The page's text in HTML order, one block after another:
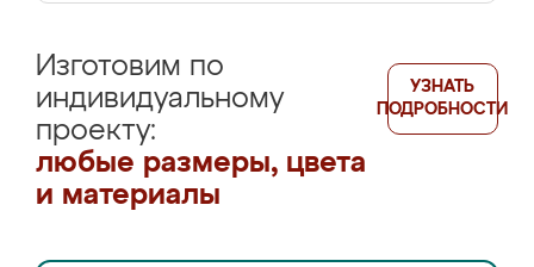
Изготовим по
индивидуальному
проекту:
любые размеры, цвета
и материалы
УЗНАТЬ
ПОДРОБНОСТИ